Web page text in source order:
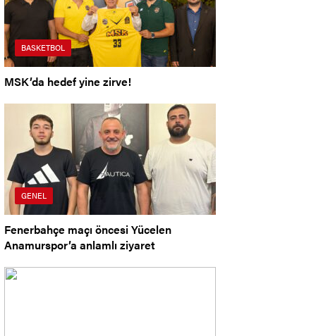
BASKETBOL
MSK’da hedef yine zirve!
GENEL
Fenerbahçe maçı öncesi Yücelen
Anamurspor’a anlamlı ziyaret